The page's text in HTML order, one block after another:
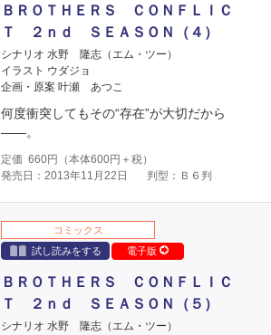
ＢＲＯＴＨＥＲＳ ＣＯＮＦＬＩＣ
Ｔ ２ｎｄ ＳＥＡＳＯＮ（４）
シナリオ 水野 隆志（エム・ツー）
イラスト ウダジョ
企画・原案 叶瀬 あつこ
何度衝突してもその“存在”が大切だから
――。
定価 660円（本体600円＋税）
発売日：2013年11月22日
判型：Ｂ６判
コミックス
試し読みをする
電子版
ＢＲＯＴＨＥＲＳ ＣＯＮＦＬＩＣ
Ｔ ２ｎｄ ＳＥＡＳＯＮ（５）
シナリオ 水野 隆志（エム・ツー）